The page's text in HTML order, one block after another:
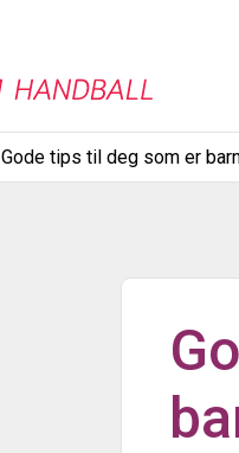
Gode tips til deg som er